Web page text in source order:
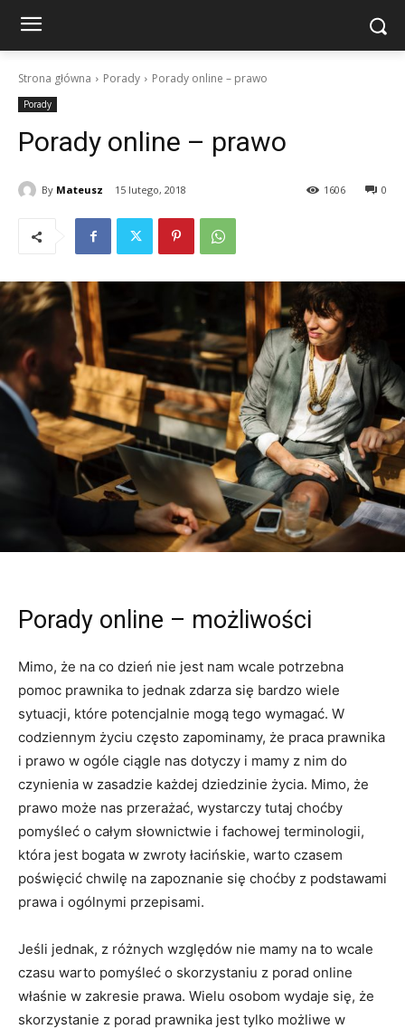
Strona główna Porady Porady online – prawo
Porady
Porady online – prawo
By Mateusz 15 lutego, 2018 0
1606
Porady online – możliwości
Mimo, że na co dzień nie jest nam wcale potrzebna
pomoc prawnika to jednak zdarza się bardzo wiele
sytuacji, które potencjalnie mogą tego wymagać. W
codziennym życiu często zapominamy, że praca prawnika
i prawo w ogóle ciągle nas dotyczy i mamy z nim do
czynienia w zasadzie każdej dziedzinie życia. Mimo, że
prawo może nas przerażać, wystarczy tutaj choćby
pomyśleć o całym słownictwie i fachowej terminologii,
która jest bogata w zwroty łacińskie, warto czasem
poświęcić chwilę na zapoznanie się choćby z podstawami
prawa i ogólnymi przepisami.
Jeśli jednak, z różnych względów nie mamy na to wcale
czasu warto pomyśleć o skorzystaniu z porad online
właśnie w zakresie prawa. Wielu osobom wydaje się, że
skorzystanie z porad prawnika jest tylko możliwe w